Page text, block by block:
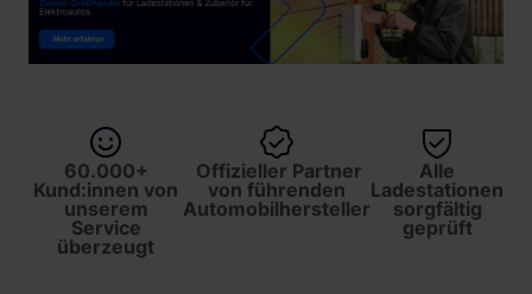
60.000+
Kund:innen von
unserem
Service
überzeugt
Offizieller Partner
von führenden
Automobilhersteller
Alle
Ladestationen
sorgfältig
geprüft